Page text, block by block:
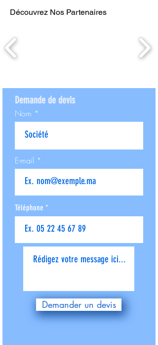
Découvrez Nos Partenaires
Demande de devis
Nom
E-mail
Téléphone
Demander un devis